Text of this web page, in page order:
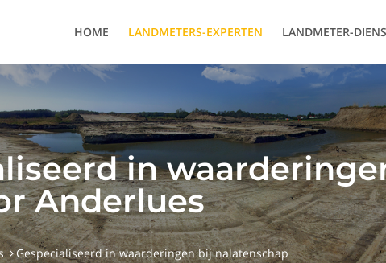
HOME LANDMETERS-EXPERTEN LANDMETER-
in
Anderlues
Gespecialiseerd in waarderingen bij nalatenschap